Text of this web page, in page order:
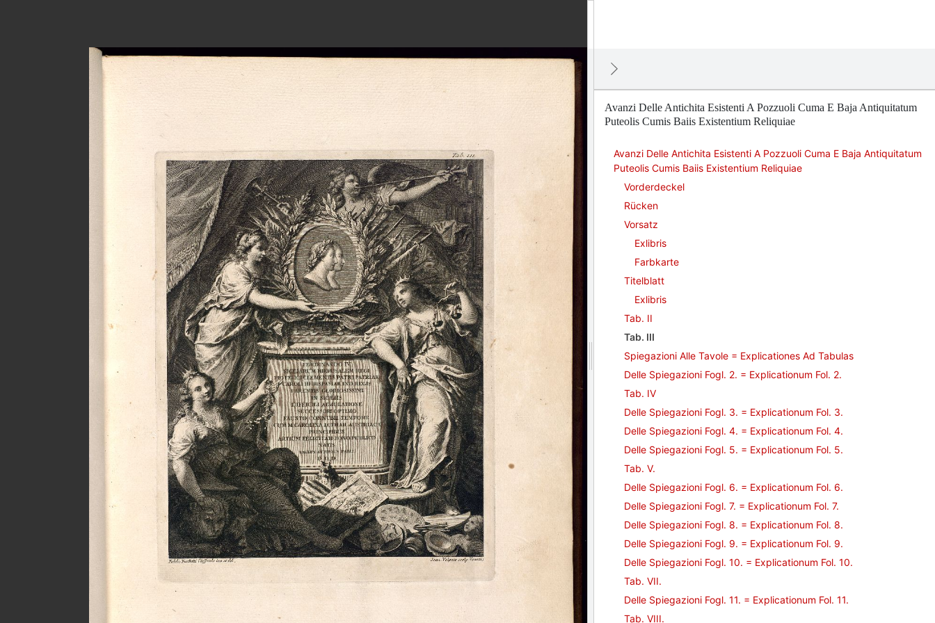
Avanzi Delle Antichita Esistenti A Pozzuoli Cuma E Baja Antiquitatum
Puteolis Cumis Baiis Existentium Reliquiae
Avanzi Delle Antichita Esistenti A Pozzuoli Cuma E Baja Antiquitatum
Puteolis Cumis Baiis Existentium Reliquiae
Vorderdeckel
Rücken
Vorsatz
Exlibris
Farbkarte
Titelblatt
Exlibris
Tab. II
Tab. III
Spiegazioni Alle Tavole = Explicationes Ad Tabulas
Delle Spiegazioni Fogl. 2. = Explicationum Fol. 2.
Tab. IV
Delle Spiegazioni Fogl. 3. = Explicationum Fol. 3.
Delle Spiegazioni Fogl. 4. = Explicationum Fol. 4.
Delle Spiegazioni Fogl. 5. = Explicationum Fol. 5.
Tab. V.
Delle Spiegazioni Fogl. 6. = Explicationum Fol. 6.
Delle Spiegazioni Fogl. 7. = Explicationum Fol. 7.
Delle Spiegazioni Fogl. 8. = Explicationum Fol. 8.
Delle Spiegazioni Fogl. 9. = Explicationum Fol. 9.
Delle Spiegazioni Fogl. 10. = Explicationum Fol. 10.
Tab. VII.
Delle Spiegazioni Fogl. 11. = Explicationum Fol. 11.
Tab. VIII.